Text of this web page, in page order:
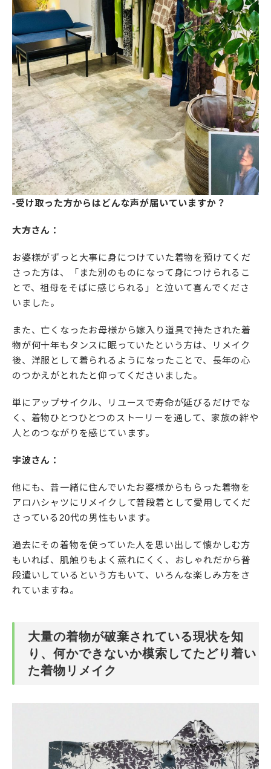
-受け取った方からはどんな声が届いていますか？
大方さん：
お婆様がずっと大事に身につけていた着物を預けてくだ
さった方は、「また別のものになって身につけられるこ
とで、祖母をそばに感じられる」と泣いて喜んでくださ
いました。
また、亡くなったお母様から嫁入り道具で持たされた着
物が何十年もタンスに眠っていたという方は、リメイク
後、洋服として着られるようになったことで、長年の心
のつかえがとれたと仰ってくださいました。
単にアップサイクル、リユースで寿命が延びるだけでな
く、着物ひとつひとつのストーリーを通して、家族の絆や
人とのつながりを感じています。
宇波さん：
他にも、昔一緒に住んでいたお婆様からもらった着物を
アロハシャツにリメイクして普段着として愛用してくだ
さっている20代の男性もいます。
過去にその着物を使っていた人を思い出して懐かしむ方
もいれば、肌触りもよく蒸れにくく、おしゃれだから普
段遣いしているという方もいて、いろんな楽しみ方をさ
れていますね。
大量の着物が破棄されている現状を知
り、何かできないか模索してたどり着い
た着物リメイク